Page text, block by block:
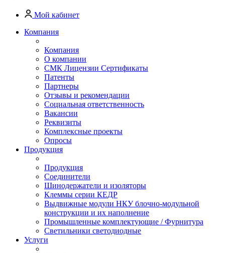
Мой кабинет
Компания
Компания
О компании
СМК Лицензии Сертификаты
Патенты
Партнеры
Отзывы и рекомендации
Социальная ответственность
Вакансии
Реквизиты
Комплексные проекты
Опросы
Продукция
Продукция
Соединители
Шинодержатели и изоляторы
Клеммы серии КЕДР
Выдвижные модули НКУ блочно-модульной
конструкции и их наполнение
Промышленные комплектующие / Фурнитура
Светильники светодиодные
Услуги